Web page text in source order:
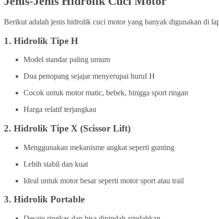
Berikut adalah jenis hidrolik cuci motor yang banyak digunakan di
1. Hidrolik Tipe H
Model standar paling umum
Dua penopang sejajar menyerupai huruf H
Cocok untuk motor matic, bebek, hingga sport ringan
Harga relatif terjangkau
2. Hidrolik Tipe X (Scissor Lift)
Menggunakan mekanisme angkat seperti gunting
Lebih stabil dan kuat
Ideal untuk motor besar seperti motor sport atau trail
3. Hidrolik Portable